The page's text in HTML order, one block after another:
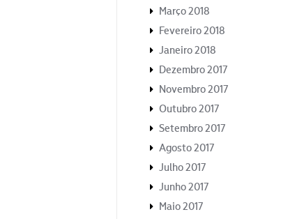
Março 2018
Fevereiro 2018
Janeiro 2018
Dezembro 2017
Novembro 2017
Outubro 2017
Setembro 2017
Agosto 2017
Julho 2017
Junho 2017
Maio 2017